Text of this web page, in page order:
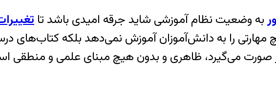
به وضعیت نظام آموزشی شاید جرقه امیدی باشد تا
مهارتی را به دانش‌آموزان آموزش نمی‌دهد بلکه کتاب‌های
صورت می‌گیرد، ظاهری و بدون هیچ مبنای علمی و منطقی